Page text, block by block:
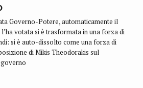
Governo-Potere, automaticamente il
votata si è trasformata in una forza di
si è auto-dissolto come una forza di
di Mikis Theodorakis sul